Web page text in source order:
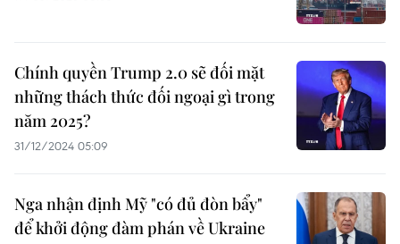
Chính quyền Trump 2.0 sẽ đối mặt
những thách thức đối ngoại gì trong
năm 2025?
31/12/2024 05:09
Nga nhận định Mỹ "có đủ đòn bẩy"
để khởi động đàm phán về Ukraine